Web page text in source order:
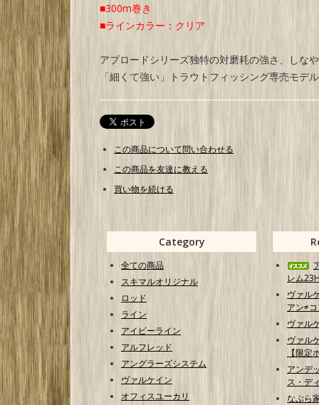
■300m巻き
■ラインカラー：クリア
アプロードシリーズ独特の対磨耗の強さ、しな
「細くて強い」トラウトフィッシング専売モデ
この商品について問い合わせる
この商品を友達に教える
買い物を続ける
Category
全ての商品
スキマルオリジナル
ロッド
ライン
アイビーライン
アルフレッド
アングラーズシステム
ヴァルケイン
オフィスユーカリ
レム
ヴァル
アン≠
ヴァル
ヴァル
【限定
アンデ
ス・デ
なぶら